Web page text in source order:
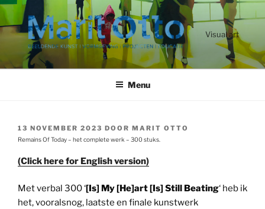
Ga
naar
de
Visual art
Menu
GEPLAATST
OP
13 NOVEMBER 2023 DOOR MARIT OTTO
Remains Of Today – het complete werk – 300 stuks.
(Click here for English version)
Met verbal 300 ‘[Is] My [He]art [Is] Still Beating‘ heb ik
het, vooralsnog, laatste en finale kunstwerk